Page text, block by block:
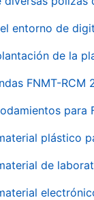
entorno de
de la
FNMT-RCM
para
plástico
de